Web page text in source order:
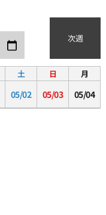
次週
土
05/02
日
05/03
月
05/04